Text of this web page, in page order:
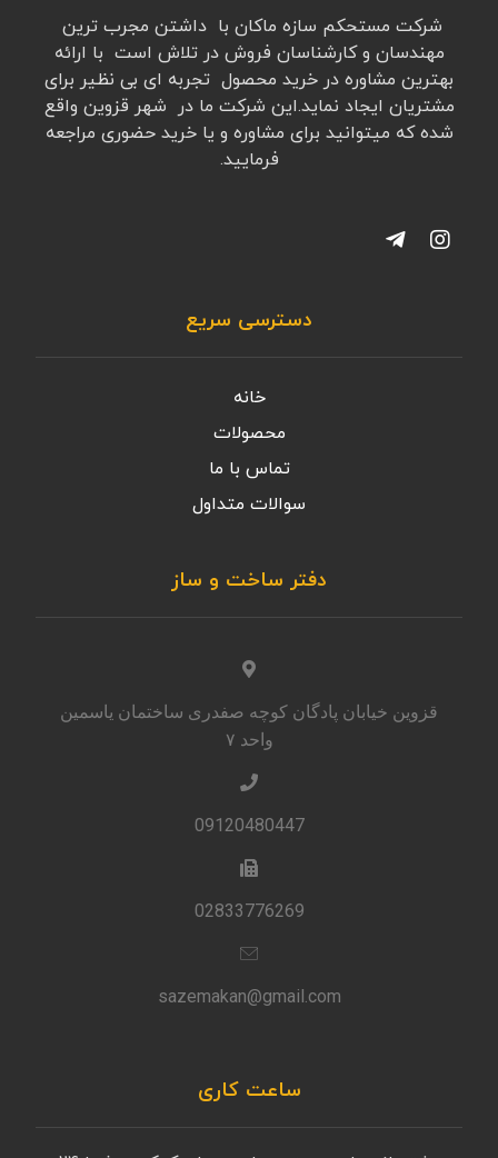
شرکت مستحکم سازه ماکان با داشتن مجرب ترین
مهندسان و کارشناسان فروش در تلاش است با ارائه
بهترین مشاوره در خرید محصول تجربه ای بی نظیر برای
مشتریان ایجاد نماید.این شرکت ما در شهر قزوین واقع
شده که میتوانید برای مشاوره و یا خرید حضوری مراجعه
فرمایید.
دسترسی سریع
خانه
محصولات
تماس با ما
سوالات متداول
دفتر ساخت و ساز
قزوین خیابان پادگان کوچه صفدری ساختمان یاسمین
واحد ۷
09120480447
02833776269
sazemakan@gmail.com
ساعت کاری